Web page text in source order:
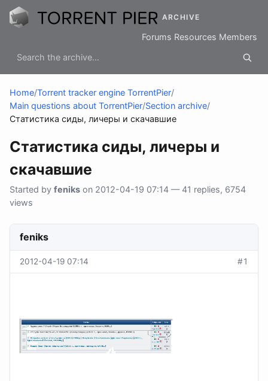
ARCHIVE
Forums Resources Members
Home/Torrent tracker engine TorrentPier/
Main questions about TorrentPier/Section archive/
Статистика сиды, личеры и скачавшие
Статистика сиды, личеры и
скачавшие
Started by feniks on 2012-04-19 07:14 — 41 replies, 6754
views
feniks
2012-04-19 07:14 #1